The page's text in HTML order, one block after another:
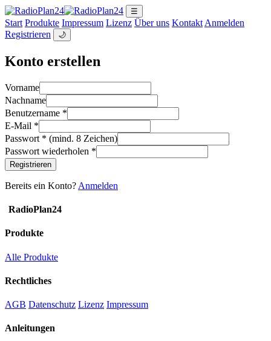
☰
Start Produkte Impressum Lizenz Über uns Kontakt Anmelden
Registrieren
🌙
Konto erstellen
Vorname
Nachname
Benutzername *
E-Mail *
Passwort * (mind. 8 Zeichen)
Passwort wiederholen *
Registrieren
Bereits ein Konto? Anmelden
RadioPlan24
Produkte
Alle Produkte
Rechtliches
AGB Datenschutz Lizenz Impressum
Anleitungen